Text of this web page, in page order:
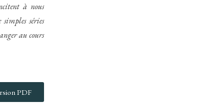
à nous
séries
au cours
PDF